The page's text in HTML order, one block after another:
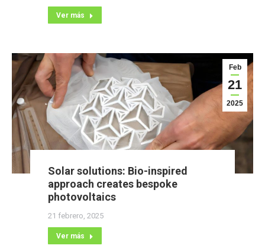
Ver más
Feb
21
2025
Solar solutions: Bio-inspired
approach creates bespoke
photovoltaics
21 febrero, 2025
Ver más